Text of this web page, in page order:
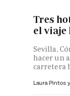
Tres
el viaje
Sevilla,
hacer un
carretera
Laura Pintos y